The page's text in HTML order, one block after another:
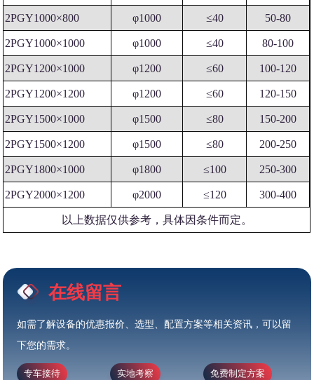
2PGY1000×800 φ1000 ≤40 50-80
2PGY1000×1000 φ1000 ≤40 80-100
2PGY1200×1000 φ1200 ≤60 100-120
2PGY1200×1200 φ1200 ≤60 120-150
2PGY1500×1000 φ1500 ≤80 150-200
2PGY1500×1200 φ1500 ≤80 200-250
2PGY1800×1000 φ1800 ≤100 250-300
2PGY2000×1200 φ2000 ≤120 300-400
以上数据仅供参考，具体因条件而定。
在线留言
如需了解设备的优惠报价、选型、配置方案等相关资讯，可以留
下您的需求。
专车接待 实地考察 免费制定方案